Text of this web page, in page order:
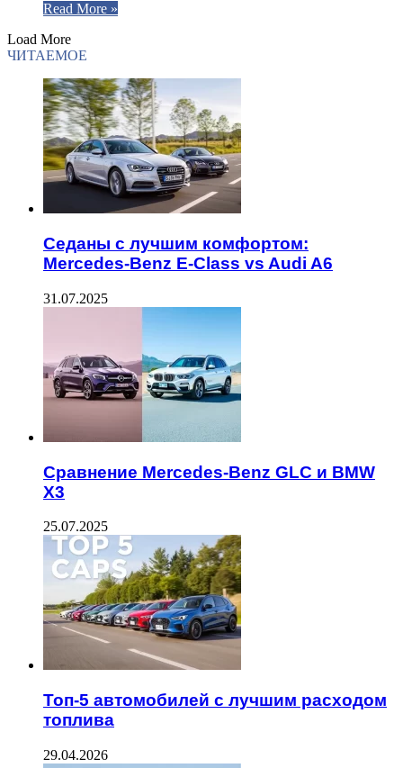
Read More »
Load More
ЧИТАЕМОЕ
Седаны с лучшим комфортом:
Mercedes-Benz E-Class vs Audi A6
31.07.2025
Сравнение Mercedes-Benz GLC и BMW
X3
25.07.2025
Топ-5 автомобилей с лучшим расходом
топлива
29.04.2026